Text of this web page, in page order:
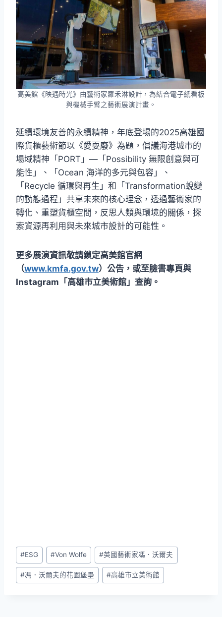
高美館《映遇時光》由藝術家羅禾淋設計，為結合電子紙看板
與機械手臂之藝術展演計畫。
延續環境友善的永續精神，年底登場的2025高雄國
際貨櫃藝術節以《愛耍廢》為題，倡議海港城市的
場域精神「PORT」—「Possibility 無限創意與可
能性」、「Ocean 海洋的多元與包容」、
「Recycle 循環與再生」和「Transformation蛻變
的動態過程」共享未來的核心理念，透過藝術家的
轉化、重塑貨櫃空間，反思人類與環境的關係，探
索資源再利用與未來城市設計的可能性。
更多展演資訊敬請鎖定高美館官網
（www.kmfa.gov.tw）公告，或至臉書專頁與
Instagram「高雄市立美術館」查詢。
Post
Tags:
#ESG #Von Wolfe #英國藝術家馮．沃爾夫
#馮．沃爾夫的花園堡壘 #高雄市立美術館